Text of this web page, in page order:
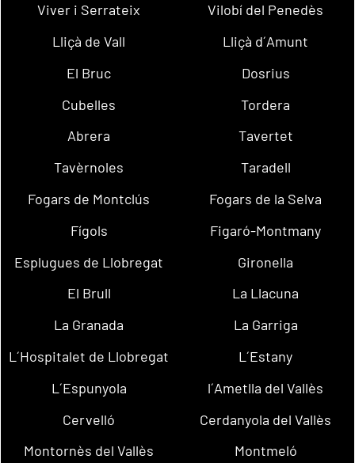
Viver i Serrateix
Vilobí del Penedès
Lliçà de Vall
Lliçà d´Amunt
El Bruc
Dosrius
Cubelles
Tordera
Abrera
Tavertet
Tavèrnoles
Taradell
Fogars de Montclús
Fogars de la Selva
Fígols
Figaró-Montmany
Esplugues de Llobregat
Gironella
El Brull
La Llacuna
La Granada
La Garriga
L´Hospitalet de Llobregat
L´Estany
L´Espunyola
l´Ametlla del Vallès
Cervelló
Cerdanyola del Vallès
Montornès del Vallès
Montmeló